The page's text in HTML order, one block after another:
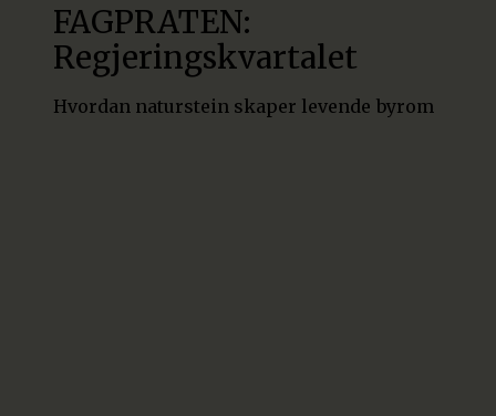
FAGPRATEN:
Regjeringskvartalet
Hvordan naturstein skaper levende byrom